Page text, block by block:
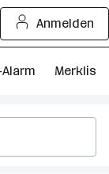
Anmelden
Merkliste